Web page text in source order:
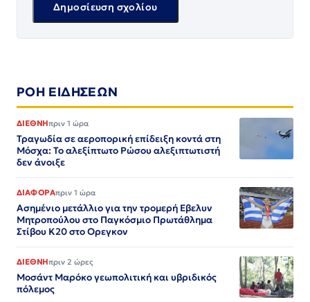
ΡΟΗ ΕΙΔΗΣΕΩΝ
ΔΙΕΘΝΗπριν 1 ώρα
Τραγωδία σε αεροπορική επίδειξη κοντά στη
Μόσχα: Το αλεξίπτωτο Ρώσου αλεξιπτωτιστή
δεν άνοιξε
ΔΙΑΦΟΡΑπριν 1 ώρα
Ασημένιο μετάλλιο για την τρομερή Εβελυν
Μητροπούλου στο Παγκόσμιο Πρωτάθλημα
Στίβου Κ20 στο Ορεγκον
ΔΙΕΘΝΗπριν 2 ώρες
Μοσάντ Μαρόκο γεωπολιτική και υβριδικός
πόλεμος